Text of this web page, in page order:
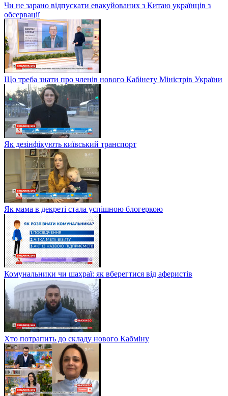
Чи не зарано відпускати евакуйованих з Китаю українців з
обсервації
Що треба знати про членів нового Кабінету Міністрів України
Як дезінфікують київський транспорт
Як мама в декреті стала успішною блогеркою
Комунальники чи шахраї: як вберегтися від аферистів
Хто потрапить до складу нового Кабміну